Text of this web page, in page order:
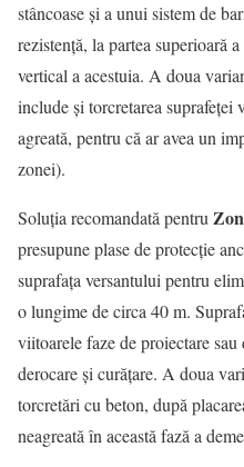
stâncoase și a unui sistem de
rezistență, la partea superioară
vertical a acestuia. A doua
include și torcretarea suprafeței
agreată, pentru că ar avea un
zonei).
Soluția recomandată pentru
presupune plase de protecție
suprafața versantului pentru
o lungime de circa 40 m.
viitoarele faze de proiectare
derocare și curățare. A doua
torcretări cu beton, după
neagreată în această fază a